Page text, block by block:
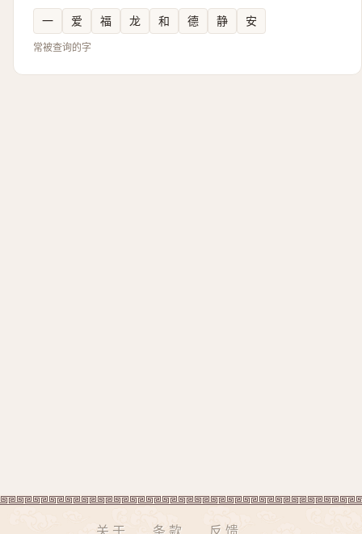
一 爱 福 龙 和 德 静 安
常被查询的字